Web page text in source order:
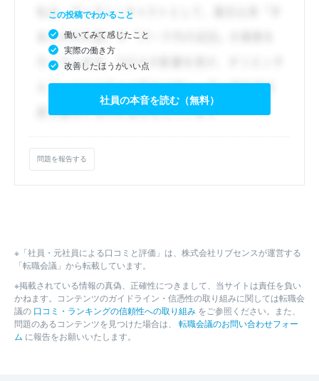
この投稿でわかること
働いてみて感じたこと
実際の働き方
改善したほうがいい点
社員の本音を読む（無料）
問題を報告する
※「社員・元社員による口コミと評価」は、株式会社リブセンスが運営する
「転職会議」から転載しています。
※掲載されている情報の真偽、正確性につきまして、当サイトは責任を負い
かねます。コンテンツのガイドライン・信憑性の取り組みに関しては転職会
議の 口コミ・ランキングの信頼性への取り組み をご参照ください。また、
問題のあるコンテンツを見つけた場合は、 転職会議のお問い合わせフォー
ム に報告をお願いいたします。